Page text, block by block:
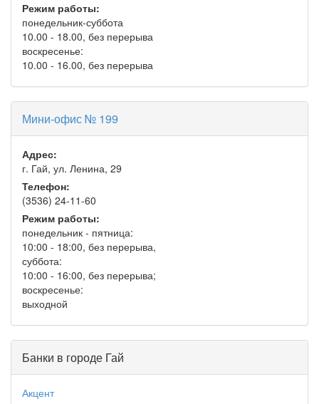
Режим работы:
понедельник-суббота
10.00 - 18.00, без перерыва
воскресенье:
10.00 - 16.00, без перерыва
Мини-офис № 199
Адрес:
г. Гай, ул. Ленина, 29
Телефон:
(3536) 24-11-60
Режим работы:
понедельник - пятница:
10:00 - 18:00, без перерыва,
суббота:
10:00 - 16:00, без перерыва;
воскресенье:
выходной
Банки в городе Гай
Акцент